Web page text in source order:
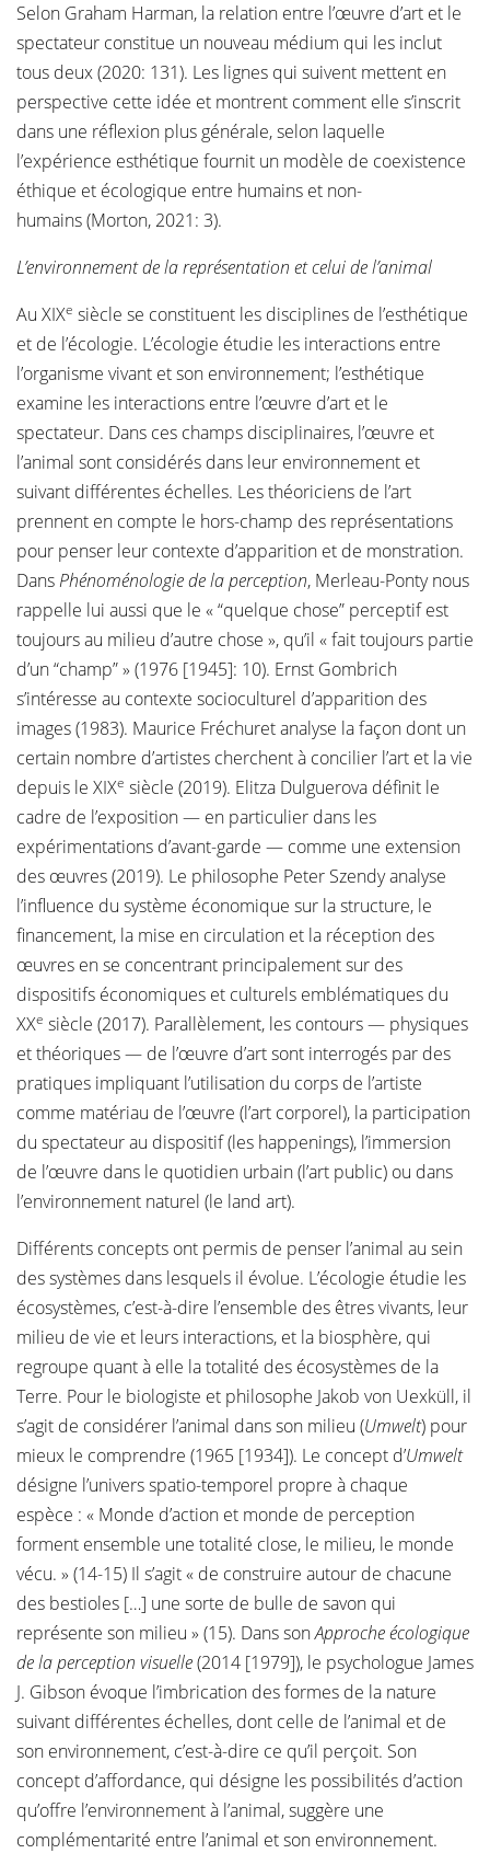
Selon Graham Harman, la relation entre l’œuvre d’art et le
spectateur constitue un nouveau médium qui les inclut
tous deux (2020: 131). Les lignes qui suivent mettent en
perspective cette idée et montrent comment elle s’inscrit
dans une réflexion plus générale, selon laquelle
l’expérience esthétique fournit un modèle de coexistence
éthique et écologique entre humains et non-
humains (Morton, 2021: 3).
L’environnement de la représentation et celui de l’animal
Au XIXe siècle se constituent les disciplines de l’esthétique
et de l’écologie. L’écologie étudie les interactions entre
l’organisme vivant et son environnement; l’esthétique
examine les interactions entre l’œuvre d’art et le
spectateur. Dans ces champs disciplinaires, l’œuvre et
l’animal sont considérés dans leur environnement et
suivant différentes échelles. Les théoriciens de l’art
prennent en compte le hors-champ des représentations
pour penser leur contexte d’apparition et de monstration.
DansPhénoménologie de la perception, Merleau-Ponty nous
rappelle lui aussi que le « “quelque chose” perceptif est
toujours au milieu d’autre chose », qu’il « fait toujours partie
d’un “champ” » (1976 [1945]: 10). Ernst Gombrich
s’intéresse au contexte socioculturel d’apparition des
images (1983). Maurice Fréchuret analyse la façon dont un
certain nombre d’artistes cherchent à concilier l’art et la vie
depuis le XIXe siècle (2019). Elitza Dulguerova définit le
cadre de l’exposition — en particulier dans les
expérimentations d’avant-garde — comme une extension
des œuvres (2019). Le philosophe Peter Szendy analyse
l’influence du système économique sur la structure, le
financement, la mise en circulation et la réception des
œuvres en se concentrant principalement sur des
dispositifs économiques et culturels emblématiques du
XXe siècle (2017). Parallèlement, les contours — physiques
et théoriques — de l’œuvre d’art sont interrogés par des
pratiques impliquant l’utilisation du corps de l’artiste
comme matériau de l’œuvre (l’art corporel), la participation
du spectateur au dispositif (les happenings), l’immersion
de l’œuvre dans le quotidien urbain (l’art public) ou dans
l’environnement naturel (le land art).
Différents concepts ont permis de penser l’animal au sein
des systèmes dans lesquels il évolue. L’écologie étudie les
écosystèmes, c’est-à-dire l’ensemble des êtres vivants, leur
milieu de vie et leurs interactions, et la biosphère, qui
regroupe quant à elle la totalité des écosystèmes de la
Terre. Pour le biologiste et philosophe Jakob von Uexküll, il
s’agit de considérer l’animal dans son milieu (Umwelt) pour
mieux le comprendre (1965 [1934]). Le concept d’Umwelt
désigne l’univers spatio-temporel propre à chaque
espèce : « Monde d’action et monde de perception
forment ensemble une totalité close, le milieu, le monde
vécu. » (14-15) Il s’agit « de construire autour de chacune
des bestioles […] une sorte de bulle de savon qui
représente son milieu » (15). Dans sonApproche écologique
de la perception visuelle(2014 [1979]), le psychologue James
J. Gibson évoque l’imbrication des formes de la nature
suivant différentes échelles, dont celle de l’animal et de
son environnement, c’est-à-dire ce qu’il perçoit. Son
concept d’affordance, qui désigne les possibilités d’action
qu’offre l’environnement à l’animal, suggère une
complémentarité entre l’animal et son environnement.